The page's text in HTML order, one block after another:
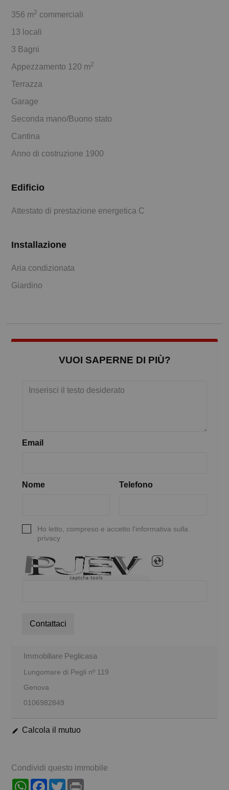
356 m2 commerciali
13 locali
3 Bagni
Appezzamento 120 m2
Terrazza
Garage
Seconda mano/Buono stato
Cantina
Anno di costruzione 1900
Edificio
Attestato di prestazione energetica C
Installazione
Aria condizionata
Giardino
VUOI SAPERNE DI PIÙ?
Email
Nome Telefono
Ho letto, compreso e accetto l'informativa sulla
privacy
captcha tools
Contattaci
Immobiliare Peglicasa
Lungomare di Pegli nº 119
Genova
0106982849
Calcola il mutuo
Condividi questo immobile
WhatsAppFacebook
Twitter